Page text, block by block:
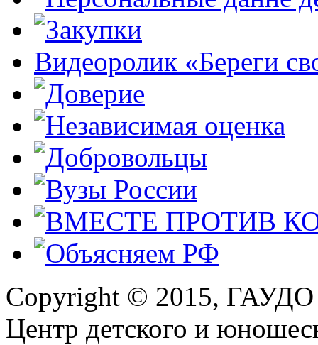
Видеоролик «Береги
Copyright © 2015, ГАУДО
Центр детского и